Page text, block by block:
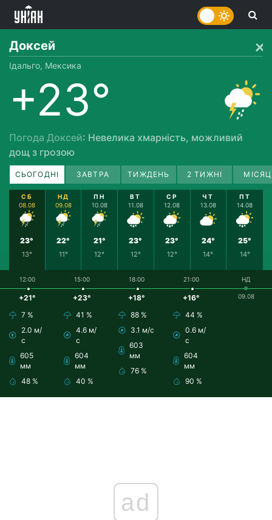
Доксей
Ідальго, Мексика
+23°
Погода Доксей: Невелика хмарність, можливий
дощ з грозою
СЬОГОДНІ ЗАВТРА ТИЖДЕНЬ 2 ТИЖНІ
СБ
08.08
23°
13°
НД
09.08
22°
11°
ПН
10.08
21°
12°
ВТ
11.08
23°
12°
СР
12.08
23°
12°
ЧТ
13.08
24°
14°
ПТ
14.08
25°
14°
12:00
+21°
7 %
2.0 м/
с
605
мм
48 %
15:00
+23°
41 %
4.6 м/
с
604
мм
40 %
18:00
+18°
88 %
3.1 м/с
603
мм
76 %
21:00
+16°
44 %
0.6 м/
с
604
мм
90 %
НД
09.08
ad